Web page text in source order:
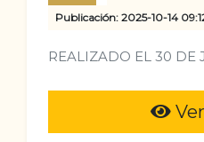
Publicación: 2025-10-14
REALIZADO EL 30 DE